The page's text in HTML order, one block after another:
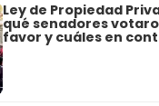
Ley de Propiedad
qué senadores
favor y cuáles en